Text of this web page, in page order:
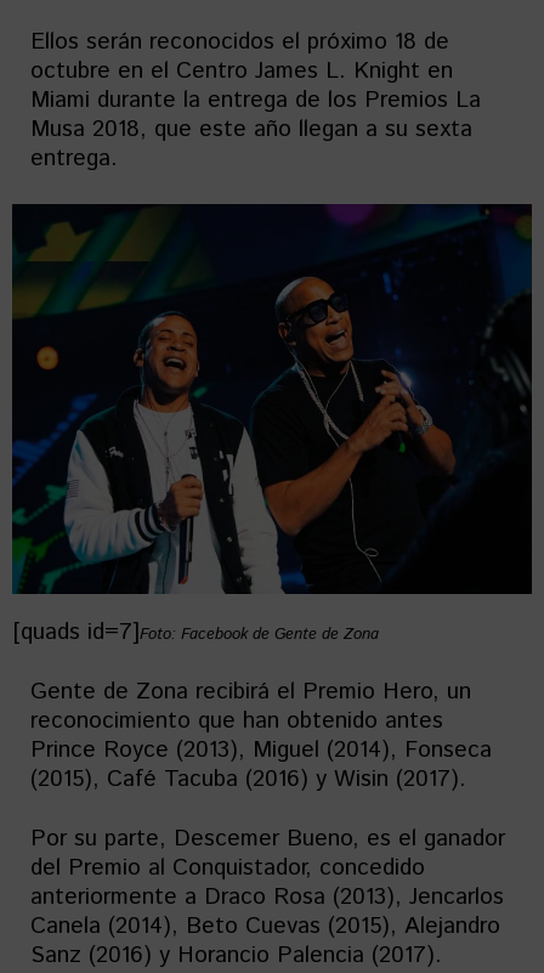
Ellos serán reconocidos el próximo 18 de
octubre en el Centro James L. Knight en
Miami durante la entrega de los Premios La
Musa 2018, que este año llegan a su sexta
entrega.
[quads id=7]Foto: Facebook de Gente de Zona
Gente de Zona recibirá el Premio Hero, un
reconocimiento que han obtenido antes
Prince Royce (2013), Miguel (2014), Fonseca
(2015), Café Tacuba (2016) y Wisin (2017).
Por su parte, Descemer Bueno, es el ganador
del Premio al Conquistador, concedido
anteriormente a Draco Rosa (2013), Jencarlos
Canela (2014), Beto Cuevas (2015), Alejandro
Sanz (2016) y Horancio Palencia (2017).